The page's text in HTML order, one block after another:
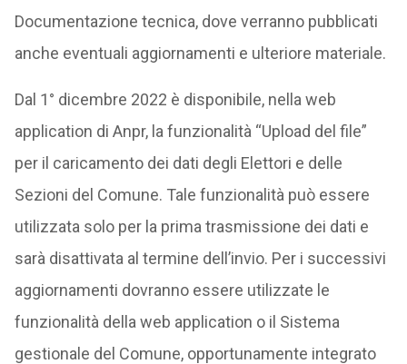
Documentazione tecnica, dove verranno pubblicati
anche eventuali aggiornamenti e ulteriore materiale.
Dal 1° dicembre 2022 è disponibile, nella web
application di Anpr, la funzionalità “Upload del file”
per il caricamento dei dati degli Elettori e delle
Sezioni del Comune. Tale funzionalità può essere
utilizzata solo per la prima trasmissione dei dati e
sarà disattivata al termine dell’invio. Per i successivi
aggiornamenti dovranno essere utilizzate le
funzionalità della web application o il Sistema
gestionale del Comune, opportunamente integrato